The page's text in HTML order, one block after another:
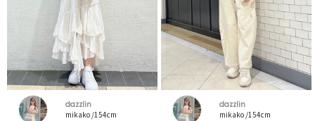
dazzlin
mikako /154cm
dazzlin
mikako /154cm